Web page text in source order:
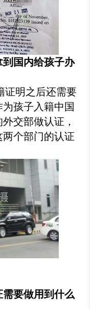
国内给孩子办
明之后还需要
孩子入籍中国
交部做认证，
个部门的认证
要做用到什么